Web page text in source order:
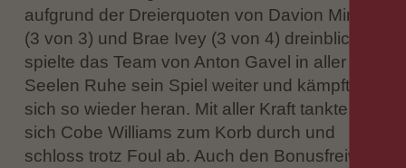
aufgrund der Dreierquoten von Davion Mintz
(3 von 3) und Brae Ivey (3 von 4) dreinblickte,
spielte das Team von Anton Gavel in aller
Seelen Ruhe sein Spiel weiter und kämpfte
sich so wieder heran. Mit aller Kraft tankte
sich Cobe Williams zum Korb durch und
schloss trotz Foul ab. Auch den Bonusfreiwurf